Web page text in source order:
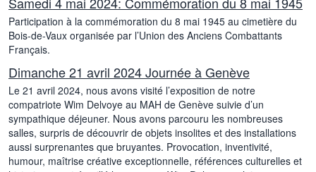
Participation à la commémoration du 8 mai 1945 au cimetière du
Bois-de-Vaux organisée par l’Union des Anciens Combattants
Français.
Dimanche 21 avril 2024 Journée à Genève
Le 21 avril 2024, nous avons visité l’exposition de notre
compatriote Wim Delvoye au MAH de Genève suivie d’un
sympathique déjeuner. Nous avons parcouru les nombreuses
salles, surpris de découvrir de objets insolites et des installations
aussi surprenantes que bruyantes. Provocation, inventivité,
humour, maîtrise créative exceptionnelle, références culturelles et